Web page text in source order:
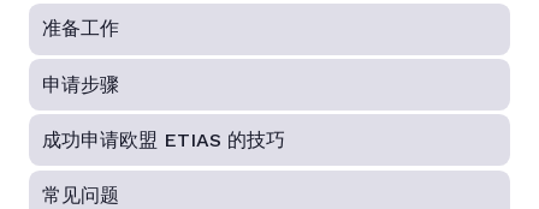
准备工作
申请步骤
成功申请欧盟 ETIAS 的技巧
常见问题